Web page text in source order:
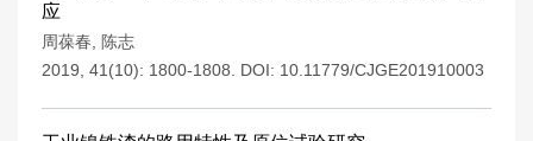
应
周葆春
陈志
2019, 41(10): 1800-1808.
DOI: 10.11779/CJGE201910003